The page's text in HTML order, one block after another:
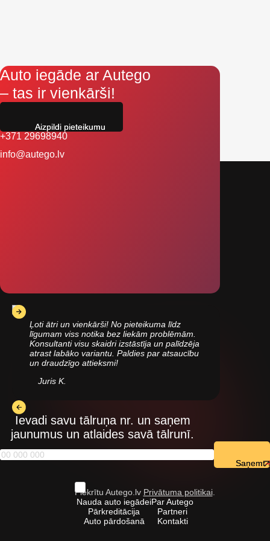
Auto iegāde ar Autego
– tas ir vienkārši!
+371 29698940
info@autego.lv
Ļoti ātri un vienkārši! No pieteikuma līdz
līgumam viss notika bez liekām problēmām.
Konsultanti visu skaidri izstāstīja un palīdzēja
atrast labāko variantu. Paldies par atsaucību
un draudzīgo attieksmi!
Juris K.
Ievadi savu tālruņa nr. un saņem
jaunumus un atlaides savā tālrunī.
Piekrītu Autego.lv Privātuma politikai.
Nauda auto iegādei
Pārkreditācija
Auto pārdošanā
Par Autego
Partneri
Kontakti